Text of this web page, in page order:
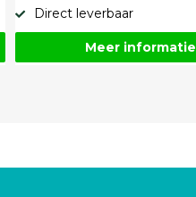
Direct leverbaar
Meer informatie